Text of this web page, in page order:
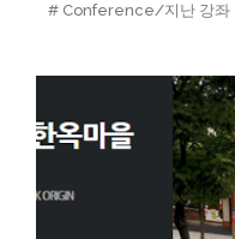
# Conference/지난 강좌